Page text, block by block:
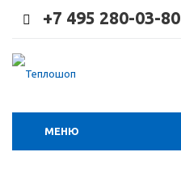
+7 495 280-03-80
МЕНЮ